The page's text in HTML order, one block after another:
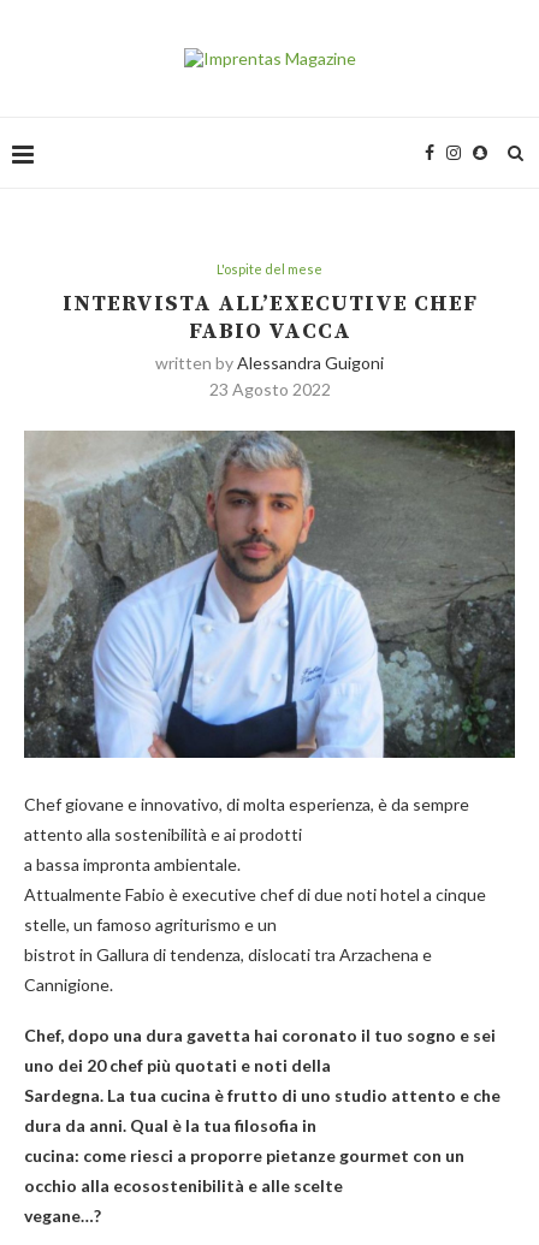
L'ospite del mese
INTERVISTA ALL’EXECUTIVE CHEF
FABIO VACCA
written byAlessandra Guigoni
23 Agosto 2022
Chef giovane e innovativo, di molta esperienza, è da sempre
attento alla sostenibilità e ai prodotti
a bassa impronta ambientale.
Attualmente Fabio è executive chef di due noti hotel a cinque
stelle, un famoso agriturismo e un
bistrot in Gallura di tendenza, dislocati tra Arzachena e
Cannigione.
Chef, dopo una dura gavetta hai coronato il tuo sogno e sei
uno dei 20 chef più quotati e noti della
Sardegna. La tua cucina è frutto di uno studio attento e che
dura da anni. Qual è la tua filosofia in
cucina: come riesci a proporre pietanze gourmet con un
occhio alla ecosostenibilità e alle scelte
vegane…?